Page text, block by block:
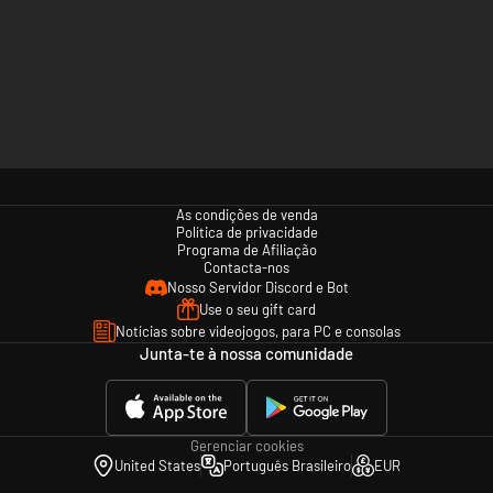
As condições de venda
Política de privacidade
Programa de Afiliação
Contacta-nos
Nosso Servidor Discord e Bot
Use o seu gift card
Notícias sobre videojogos, para PC e consolas
Junta-te à nossa comunidade
Gerenciar cookies
United States
Português Brasileiro EUR